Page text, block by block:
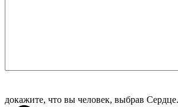
докажите, что вы человек, выбрав Сердце.